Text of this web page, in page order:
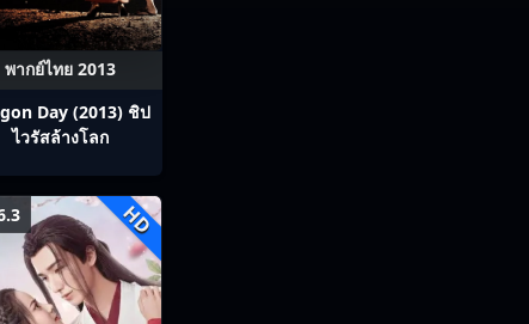
พากย์ไทย 2013
Day (2013) ชิป
ไวรัสล้างโลก
HD